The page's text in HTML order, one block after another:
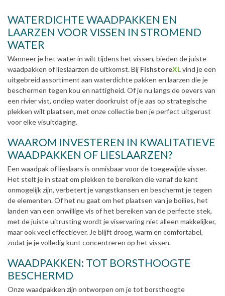
WATERDICHTE WAADPAKKEN EN
LAARZEN VOOR VISSEN IN STROMEND
WATER
Wanneer je het water in wilt tijdens het vissen, bieden de juiste
waadpakken of lieslaarzen de uitkomst. Bij FishstoreXLvind je een
uitgebreid assortiment aan waterdichte pakken en laarzen die je
beschermen tegen kou en nattigheid. Of je nu langs de oevers van
een rivier vist, ondiep water doorkruist of je aas op strategische
plekken wilt plaatsen, met onze collectie ben je perfect uitgerust
voor elke visuitdaging.
WAAROM INVESTEREN IN KWALITATIEVE
WAADPAKKEN OF LIESLAARZEN?
Een waadpak of lieslaars is onmisbaar voor de toegewijde visser.
Het stelt je in staat om plekken te bereiken die vanaf de kant
onmogelijk zijn, verbetert je vangstkansen en beschermt je tegen
de elementen. Of het nu gaat om het plaatsen van je boilies, het
landen van een onwillige vis of het bereiken van de perfecte stek,
met de juiste uitrusting wordt je viservaring niet alleen makkelijker,
maar ook veel effectiever. Je blijft droog, warm en comfortabel,
zodat je je volledig kunt concentreren op het vissen.
WAADPAKKEN: TOT BORSTHOOGTE
BESCHERMD
Onze waadpakken zijn ontworpen om je tot borsthoogte